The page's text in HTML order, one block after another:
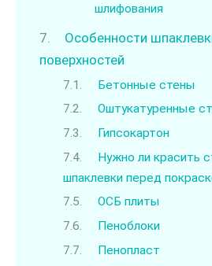
шлифования
Особенности
поверхностей
Бетонные стены
Оштукатуренные
Гипсокартон
Нужно ли красить
шпаклевки перед
ОСБ плиты
Пеноблоки
Пенопласт